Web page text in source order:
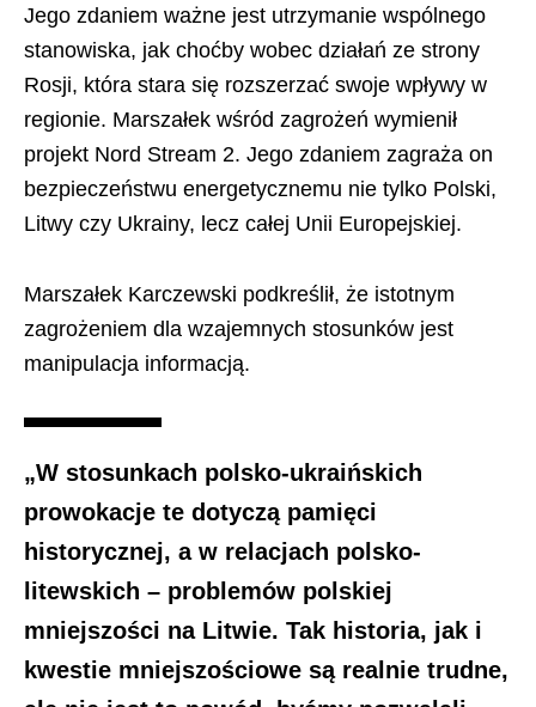
Jego zdaniem ważne jest utrzymanie wspólnego
stanowiska, jak choćby wobec działań ze strony
Rosji, która stara się rozszerzać swoje wpływy w
regionie. Marszałek wśród zagrożeń wymienił
projekt Nord Stream 2. Jego zdaniem zagraża on
bezpieczeństwu energetycznemu nie tylko Polski,
Litwy czy Ukrainy, lecz całej Unii Europejskiej.
Marszałek Karczewski podkreślił, że istotnym
zagrożeniem dla wzajemnych stosunków jest
manipulacja informacją.
„W stosunkach polsko-ukraińskich
prowokacje te dotyczą pamięci
historycznej, a w relacjach polsko-
litewskich – problemów polskiej
mniejszości na Litwie. Tak historia, jak i
kwestie mniejszościowe są realnie trudne,